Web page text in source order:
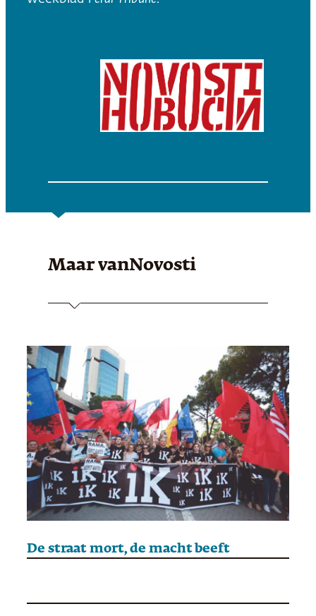
Maar vanNovosti
De straat mort, de macht beeft